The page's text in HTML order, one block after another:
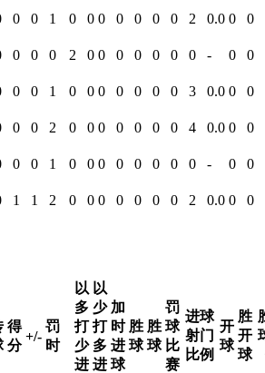
0 0 1 0 0 0 0 0 0 0 2 0.0 0 0
0 0 0 2 0 0 0 0 0 0 0 - 0 0
0 0 1 0 0 0 0 0 0 0 3 0.0 0 0
0 0 2 0 0 0 0 0 0 0 4 0.0 0 0
0 0 1 0 0 0 0 0 0 0 0 - 0 0
1 1 2 0 0 0 0 0 0 0 2 0.0 0 0
得
分
+/-
罚
时
以
多
打
少
进
以
少
打
多
进
加
时
进
球
胜
球
胜
球
罚
球
比
赛
进球
射门
比例
开
球
胜
开
球